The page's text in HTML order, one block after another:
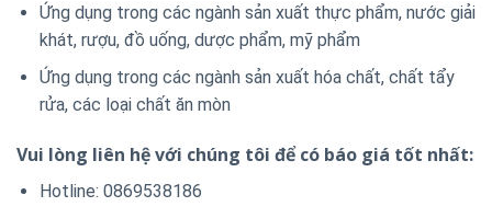
Ứng dụng trong các ngành sản xuất thực phẩm, nước giải
khát, rượu, đồ uống, dược phẩm, mỹ phẩm
Ứng dụng trong các ngành sản xuất hóa chất, chất tẩy
rửa, các loại chất ăn mòn
Vui lòng liên hệ với chúng tôi để có báo giá tốt nhất:
Hotline: 0869538186